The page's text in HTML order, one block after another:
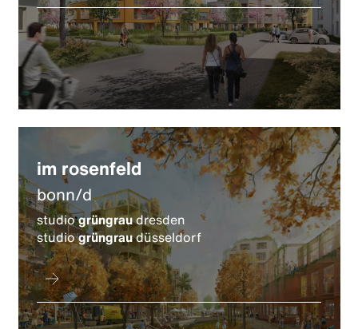
im rosenfeld
bonn/d
studiogrüngraudresden
studiogrüngraudüsseldorf